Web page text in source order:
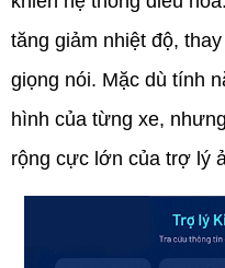
tăng giảm nhiệt độ,
giọng nói. Mặc dù tính
hình của từng xe,
rộng cực lớn của trợ lý